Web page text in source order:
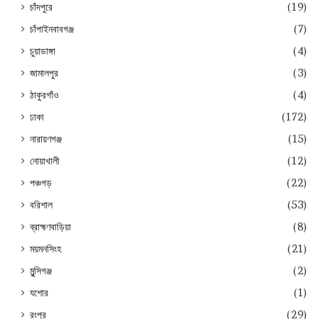
চাঁদপুরে
(19)
চাঁপাইনবাবগঞ্জ
(7)
চুয়াডাঙ্গা
(4)
জামালপুর
(3)
ঠাকুরগাঁও
(4)
ঢাকা
(172)
নারায়ণগঞ্জ
(15)
নোয়াখালী
(12)
পঞ্চগড়
(22)
বরিশাল
(53)
ব্রাহ্মণবাড়িয়া
(8)
ময়মনসিংহ
(21)
মুন্সিগঞ্জ
(2)
যশোর
(1)
রংপুর
(29)